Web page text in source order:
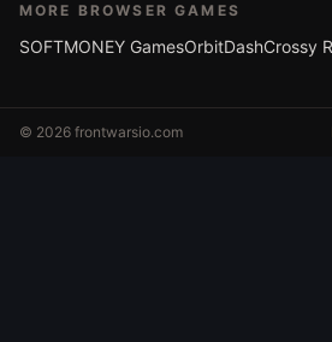
MORE BROWSER GAMES
SOFTMONEY GamesOrbitDashCrossy
© 2026 frontwarsio.com